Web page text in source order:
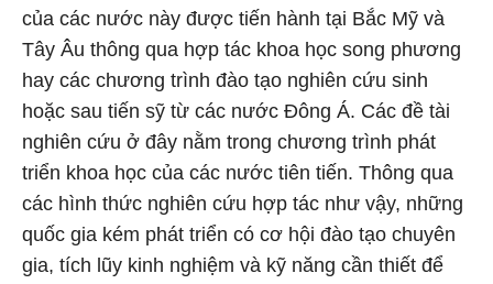
của các nước này được tiến hành tại Bắc Mỹ và
Tây Âu thông qua hợp tác khoa học song phương
hay các chương trình đào tạo nghiên cứu sinh
hoặc sau tiến sỹ từ các nước Đông Á. Các đề tài
nghiên cứu ở đây nằm trong chương trình phát
triển khoa học của các nước tiên tiến. Thông qua
các hình thức nghiên cứu hợp tác như vậy, những
quốc gia kém phát triển có cơ hội đào tạo chuyên
gia, tích lũy kinh nghiệm và kỹ năng cần thiết để